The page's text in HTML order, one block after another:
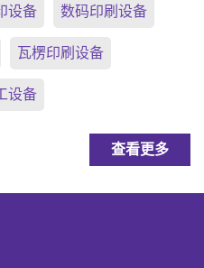
设备 数码印刷设备
瓦楞印刷设备
设备
查看更多